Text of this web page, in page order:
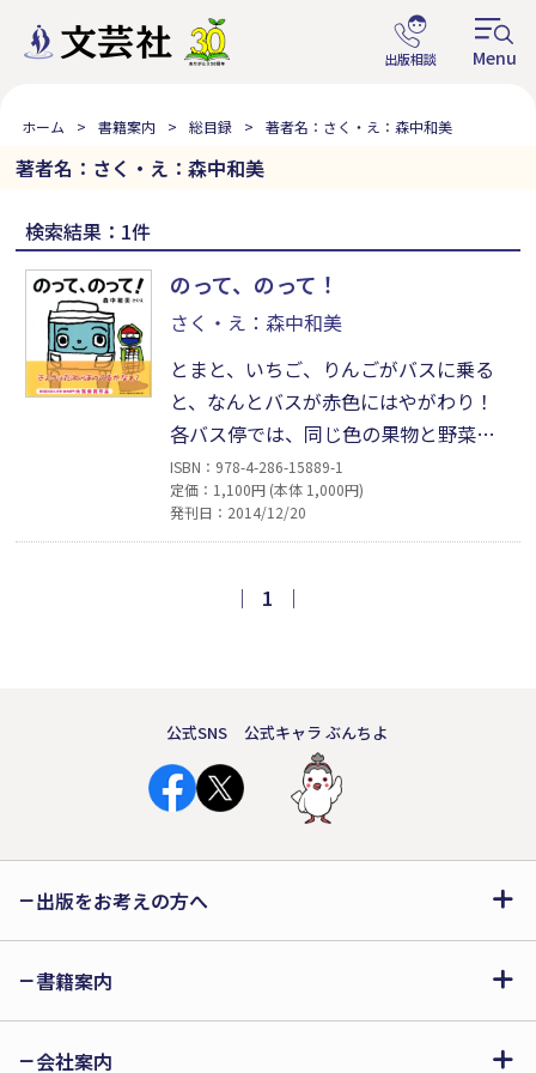
ホーム 書籍案内 総目録 著者名：さく・え：森中和美
著者名：さく・え：森中和美
検索結果：1件
のって、のって！
さく・え：森中和美
とまと、いちご、りんごがバスに乗る
と、なんとバスが赤色にはやがわり！
各バス停では、同じ色の果物と野菜が
待っています。では、さつまいも、ぶ
どう、なすがバスに乗ると、何色にな
るかな？ にんじん、みかん、かきがバ
ども、必見！ バスがいろいろな色に変
ISBN：978-4-286-15889-1
定価：1,100円 (本体 1,000円)
発刊日：2014/12/20
｜ 1 ｜
公式SNS 公式キャラ ぶんちよ
出版をお考えの方へ
書籍案内
会社案内